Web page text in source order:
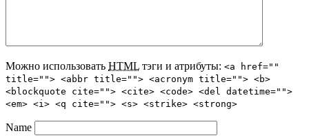
Можно использовать HTML тэги и атрибуты: <a href=""
title=""> <abbr title=""> <acronym title=""> <b>
<blockquote cite=""> <cite> <code> <del datetime="">
<em> <i> <q cite=""> <s> <strike> <strong>
Name